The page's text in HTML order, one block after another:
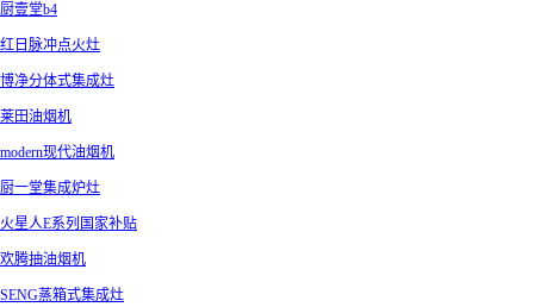
厨壹堂b4
红日脉冲点火灶
博净分体式集成灶
莱田油烟机
modern现代油烟机
厨一堂集成炉灶
火星人E系列国家补贴
欢腾抽油烟机
SENG蒸箱式集成灶